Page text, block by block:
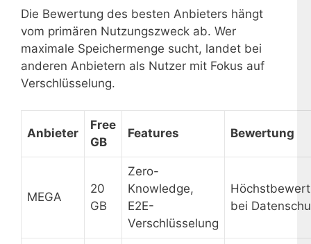
Die Bewertung des besten Anbieters hängt
vom primären Nutzungszweck ab. Wer
maximale Speichermenge sucht, landet bei
anderen Anbietern als Nutzer mit Fokus auf
Verschlüsselung.
Anbieter
Free
GB
Features Bewertung
MEGA
20
GB
Zero-
Knowledge,
E2E-
Verschlüsselung
bei